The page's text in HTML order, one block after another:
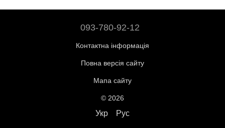
093-780-92-12
Контактна інформація
Повна версія сайту
Мапа сайту
© 2026
Укр Рус